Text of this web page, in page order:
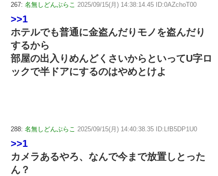
267: 名無しどんぶらこ 2025/09/15(月) 14:38:14.45 ID:0AZchoT00
>>1
ホテルでも普通に金盗んだりモノを盗んだり
するから
部屋の出入りめんどくさいからといってU字ロ
ックで半ドアにするのはやめとけよ
288: 名無しどんぶらこ 2025/09/15(月) 14:40:38.35 ID:LfB5DP1U0
>>1
カメラあるやろ、なんで今まで放置しとった
ん？